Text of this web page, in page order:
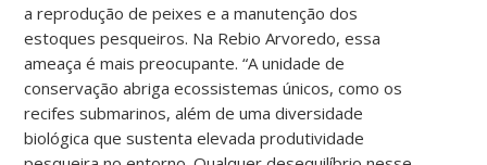
a reprodução de peixes e a manutenção dos
estoques pesqueiros. Na Rebio Arvoredo, essa
ameaça é mais preocupante. “A unidade de
conservação abriga ecossistemas únicos, como os
recifes submarinos, além de uma diversidade
biológica que sustenta elevada produtividade